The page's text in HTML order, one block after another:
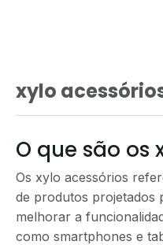
xylo
O que são os
Os xylo acessórios
de produtos projetados
melhorar a
como smartphones e